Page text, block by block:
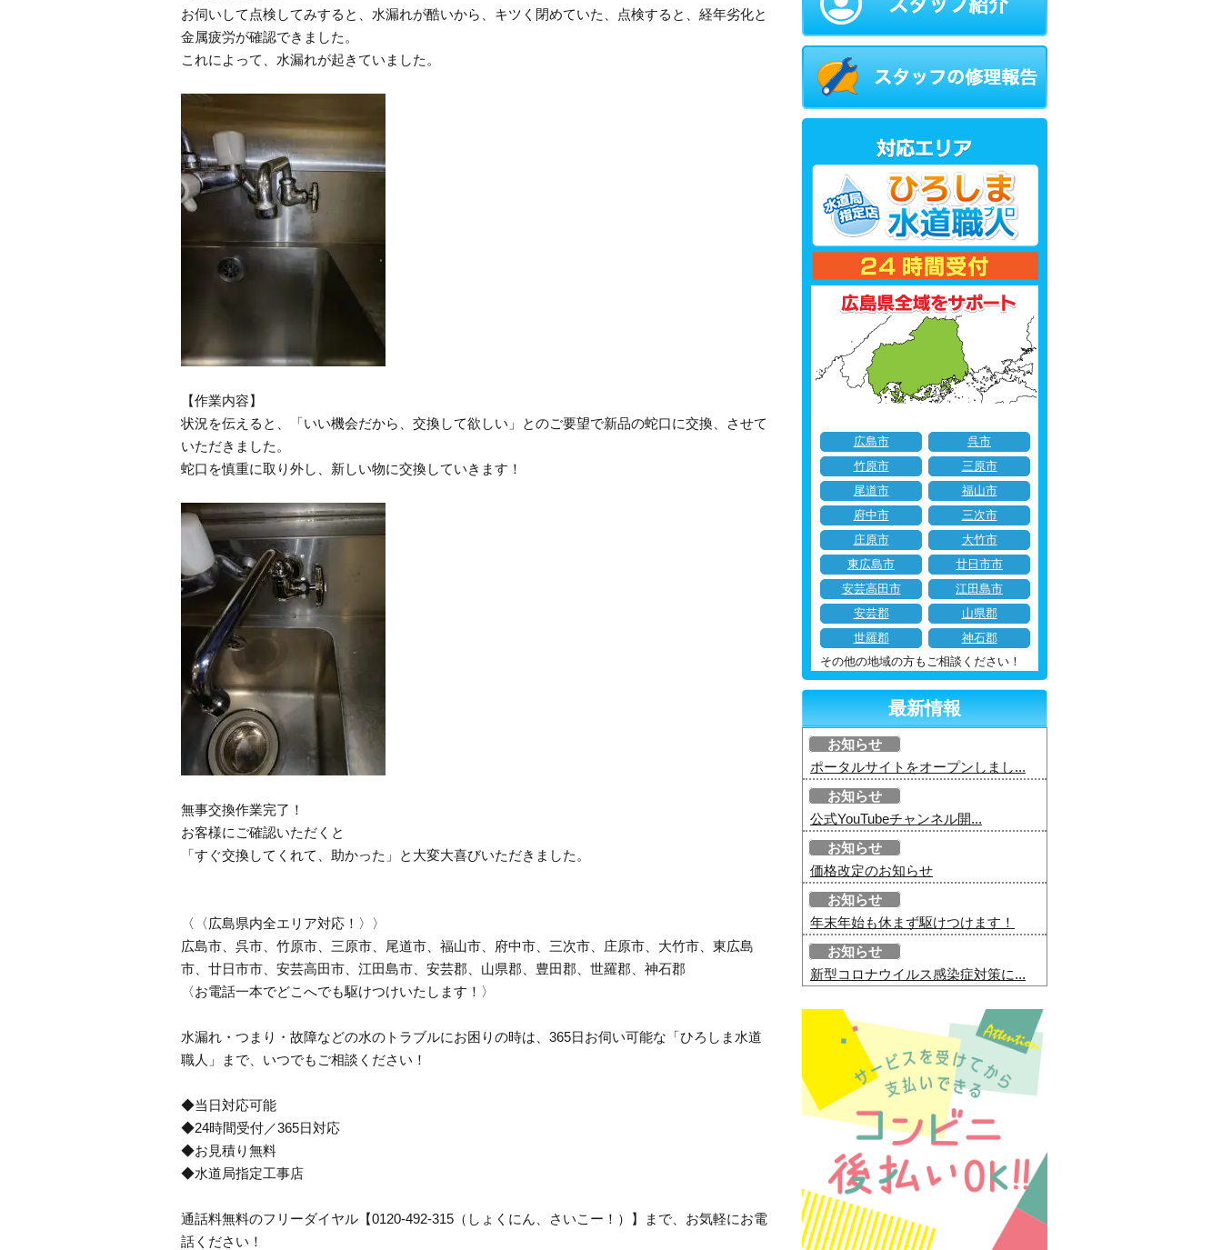
お伺いして点検してみすると、水漏れが酷いから、キツく閉めていた、点検すると、経年劣化と
金属疲労が確認できました。
これによって、水漏れが起きていました。
【作業内容】
状況を伝えると、「いい機会だから、交換して欲しい」とのご要望で新品の蛇口に交換、させて
いただきました。
蛇口を慎重に取り外し、新しい物に交換していきます！
無事交換作業完了！
お客様にご確認いただくと
「すぐ交換してくれて、助かった」と大変大喜びいただきました。
〈〈広島県内全エリア対応！〉〉
広島市、呉市、竹原市、三原市、尾道市、福山市、府中市、三次市、庄原市、大竹市、東広島
市、廿日市市、安芸高田市、江田島市、安芸郡、山県郡、豊田郡、世羅郡、神石郡
〈お電話一本でどこへでも駆けつけいたします！〉
水漏れ・つまり・故障などの水のトラブルにお困りの時は、365日お伺い可能な「ひろしま水道
職人」まで、いつでもご相談ください！
◆当日対応可能
◆24時間受付／365日対応
◆お見積り無料
◆水道局指定工事店
通話料無料のフリーダイヤル【0120-492-315（しょくにん、さいこー！）】まで、お気軽にお電
話ください！
広島市
呉市
竹原市
三原市
尾道市
福山市
府中市
三次市
庄原市
大竹市
東広島市
廿日市市
安芸高田市
江田島市
安芸郡
山県郡
世羅郡
神石郡
その他の地域の方もご相談ください！
最新情報
お知らせ
ポータルサイトをオープンしまし...
お知らせ
公式YouTubeチャンネル開...
お知らせ
価格改定のお知らせ
お知らせ
年末年始も休まず駆けつけます！
お知らせ
新型コロナウイルス感染症対策に...